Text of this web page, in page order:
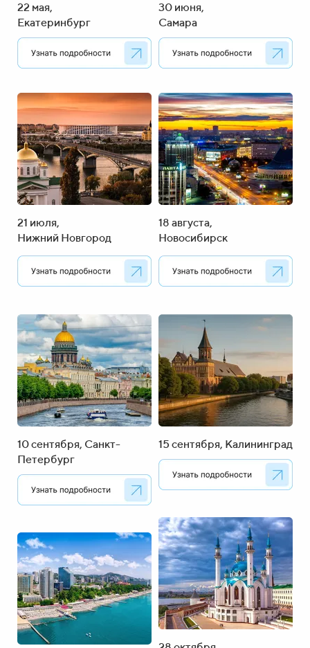
22 мая,
Екатеринбург
21 июля,
Нижний Новгород
10 сентября, Санкт-
Петербург
30 июня,
Самара
18 августа,
Новосибирск
15 сентября, Калининград